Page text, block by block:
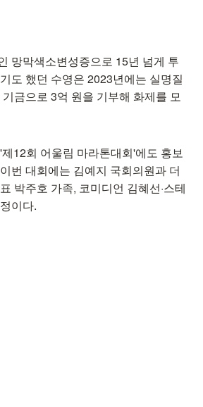
망막색소변성증으로 15년 넘게 투
도 했던 수영은 2023년에는 실명질
금으로 3억 원을 기부해 화제를 모
12회 어울림 마라톤대회'에도 홍보
번 대회에는 김예지 국회의원과 더
박주호 가족, 코미디언 김혜선·스테
이다.